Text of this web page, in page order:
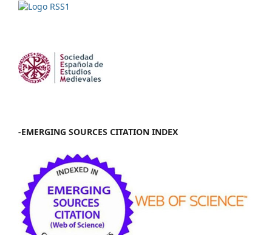
-EMERGING SOURCES CITATION INDEX